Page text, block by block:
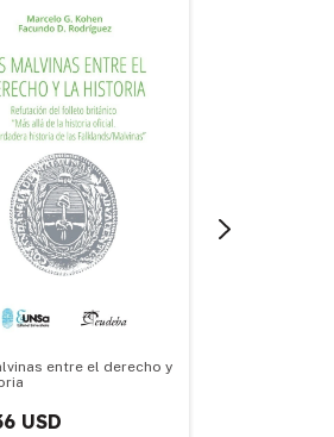
entre el derecho y
USD